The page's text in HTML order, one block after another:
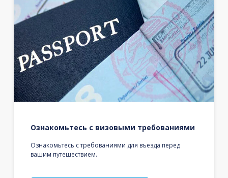
Ознакомьтесь с визовыми требованиями
Ознакомьтесь с требованиями для въезда перед
вашим путешествием.